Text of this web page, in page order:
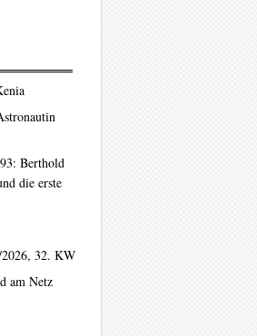
Berthold
die erste
2026, 32. KW
am Netz